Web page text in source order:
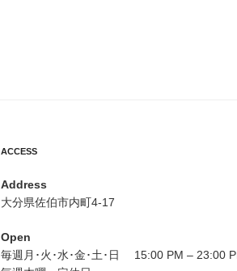
ACCESS
Address
大分県佐伯市内町4-17
Open
毎週月･火･水･金･土･日 15:00 PM – 23:00